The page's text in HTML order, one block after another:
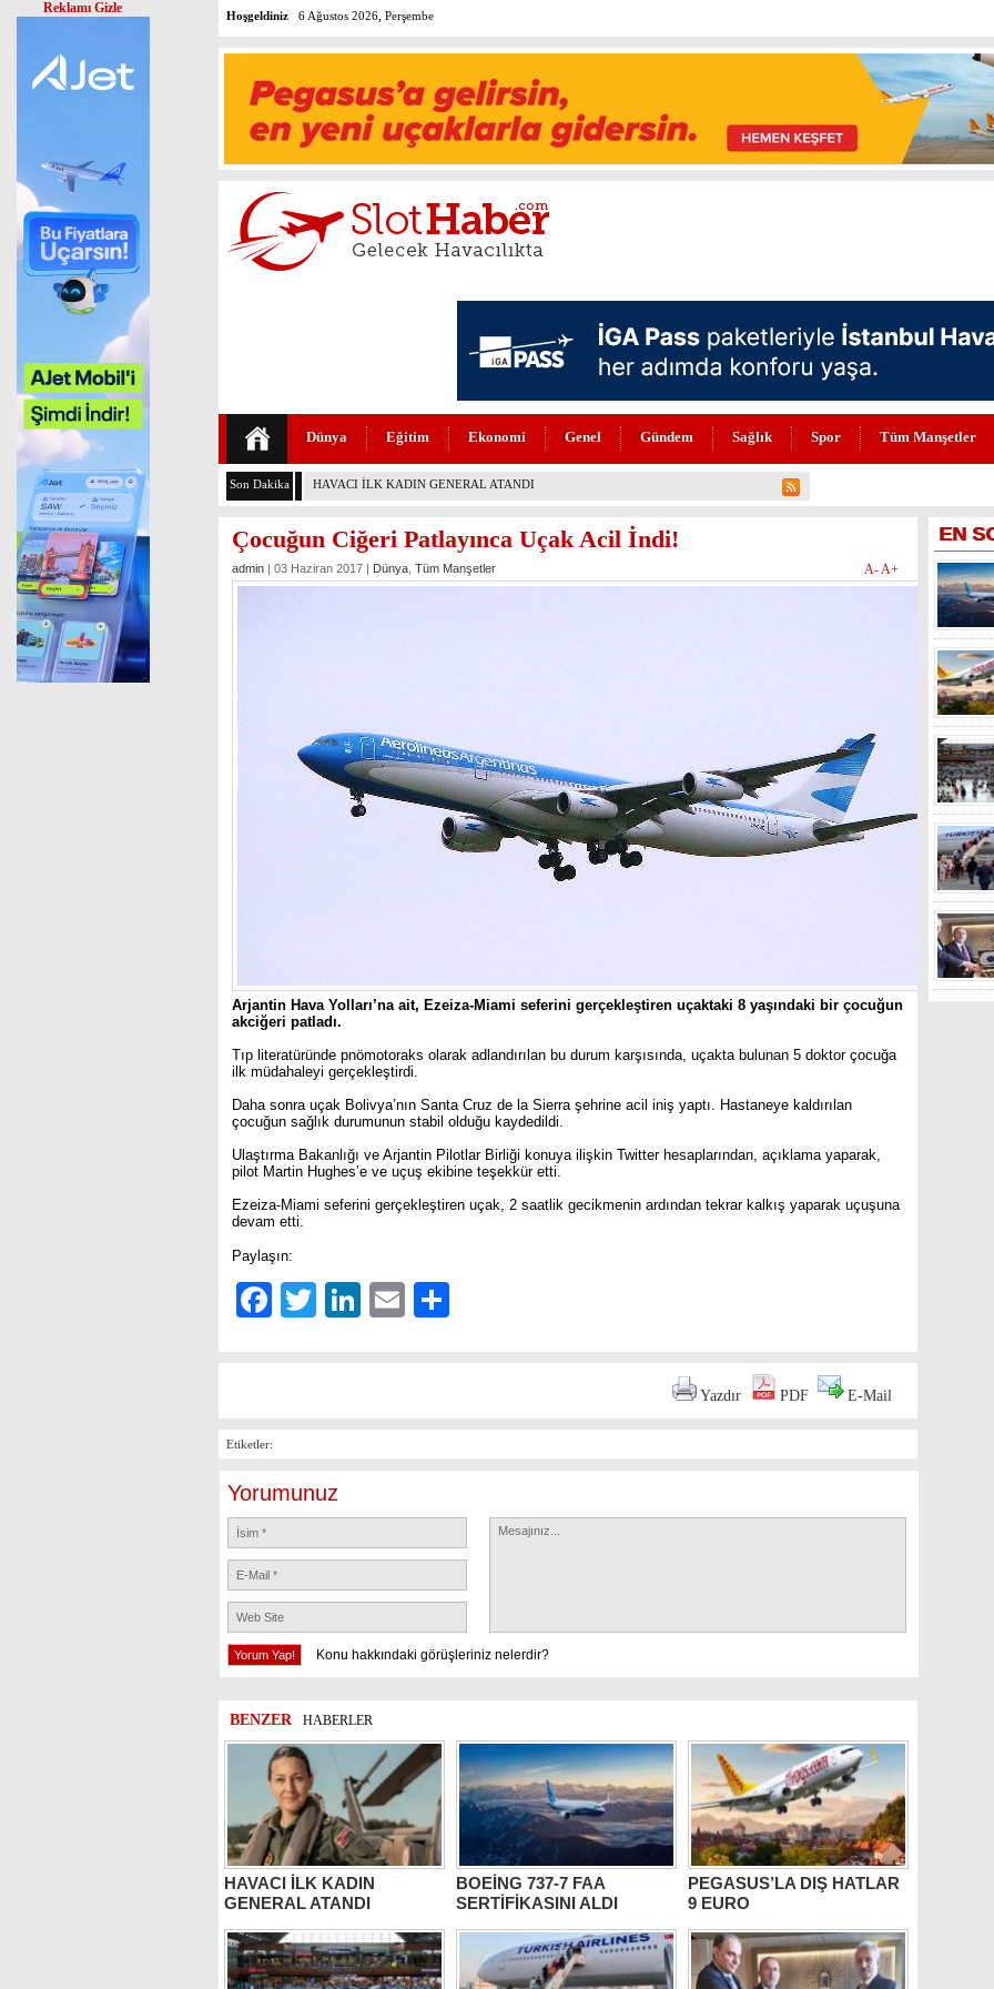
Hoşgeldiniz 6 Ağustos 2026, Perşembe
Dünya Eğitim Ekonomi Genel Gündem Sağlık Spor Tüm Manşetler
Son Dakika BOEİNG 737-7 FAA SERTİFİKASINI ALDI
Çocuğun Ciğeri Patlayınca Uçak Acil İndi!
admin | 03 Haziran 2017 | Dünya Tüm Manşetler A-A+
Arjantin Hava Yolları’na ait, Ezeiza-Miami seferini gerçekleştiren uçaktaki 8 yaşındaki bir çocuğun
akciğeri patladı.
Tıp literatüründe pnömotoraks olarak adlandırılan bu durum karşısında, uçakta bulunan 5 doktor çocuğa
ilk müdahaleyi gerçekleştirdi.
Daha sonra uçak Bolivya’nın Santa Cruz de la Sierra şehrine acil iniş yaptı. Hastaneye kaldırılan
çocuğun sağlık durumunun stabil olduğu kaydedildi.
Ulaştırma Bakanlığı ve Arjantin Pilotlar Birliği konuya ilişkin Twitter hesaplarından, açıklama yaparak,
pilot Martin Hughes’e ve uçuş ekibine teşekkür etti.
Ezeiza-Miami seferini gerçekleştiren uçak, 2 saatlik gecikmenin ardından tekrar kalkış yaparak uçuşuna
devam etti.
Paylaşın:
Facebook
TwitterLinkedIn
Email
Yazdır PDF E-Mail
Etiketler:
Yorumunuz
Konu hakkındaki görüşleriniz nelerdir?
BENZER HABERLER
HAVACI İLK KADIN
GENERAL ATANDI
BOEİNG 737-7 FAA
SERTİFİKASINI ALDI
PEGASUS’LA DIŞ HATLAR
9 EURO
EN
Reklamı Gizle